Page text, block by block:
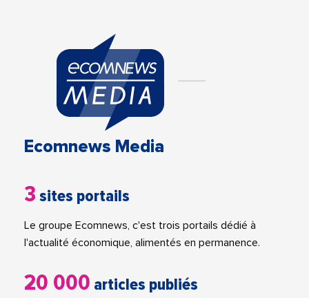
Ecomnews Media
3 sites portails
Le groupe Ecomnews, c'est trois portails dédié à
l'actualité économique, alimentés en permanence.
20 000 articles publiés